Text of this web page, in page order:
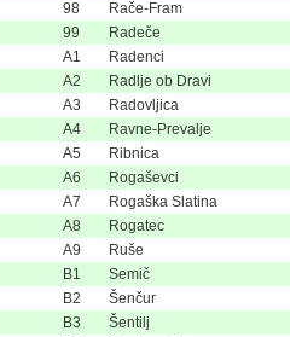
98
Rače-Fram
99
Radeče
A1
Radenci
A2
Radlje ob Dravi
A3
Radovljica
A4
Ravne-Prevalje
A5
Ribnica
A6
Rogaševci
A7
Rogaška Slatina
A8
Rogatec
A9
Ruše
B1
Semič
B2
Šenčur
B3
Šentilj